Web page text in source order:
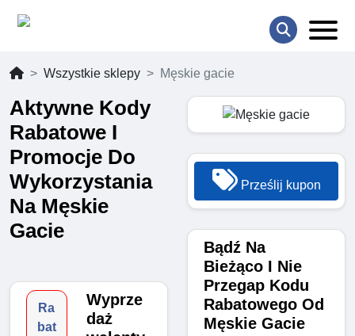
Wszystkie sklepy Męskie gacie
Aktywne Kody
Rabatowe I
Promocje Do
Wykorzystania
Na Męskie
Gacie
Ra
bat
Wyprze
daż
Prześlij kupon
Bądź Na
Bieżąco I Nie
Przegap Kodu
Rabatowego Od
Męskie Gacie